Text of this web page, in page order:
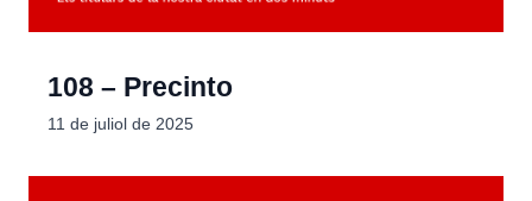
108 – Precinto
11 de juliol de 2025